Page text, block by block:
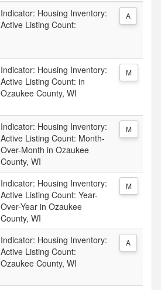
Indicator: Housing Inventory:
Active Listing Count:
A
Indicator: Housing Inventory:
Active Listing Count: in
Ozaukee County, WI
M
Indicator: Housing Inventory:
Active Listing Count: Month-
Over-Month in Ozaukee
County, WI
M
Indicator: Housing Inventory:
Active Listing Count: Year-
Over-Year in Ozaukee
County, WI
M
Indicator: Housing Inventory:
Active Listing Count:
Ozaukee County, WI
A